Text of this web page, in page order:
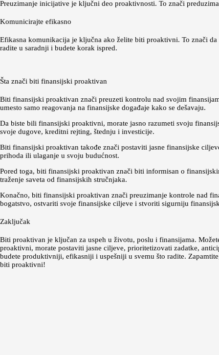
Preuzimanje inicijative je ključni deo proaktivnosti. To znači
Komunicirajte efikasno
Efikasna komunikacija je ključna ako želite biti proaktivni. To znači
radite u saradnji i budete korak ispred.
Šta znači biti finansijski proaktivan
Biti finansijski proaktivan znači preuzeti kontrolu nad svojim
umesto samo reagovanja na finansijske događaje kako se dešavaju.
Da biste bili finansijski proaktivni, morate jasno razumeti svoju
svoje dugove, kreditni rejting, štednju i investicije.
Biti finansijski proaktivan takođe znači postaviti jasne finansijske
prihoda ili ulaganje u svoju budućnost.
Pored toga, biti finansijski proaktivan znači biti informisan o
traženje saveta od finansijskih stručnjaka.
Konačno, biti finansijski proaktivan znači preuzimanje kontrole nad
bogatstvo, ostvariti svoje finansijske ciljeve i stvoriti sigurniju
Zaključak
Biti proaktivan je ključan za uspeh u životu, poslu i finansijama.
proaktivni, morate postaviti jasne ciljeve, prioritetizovati zadatke,
budete produktivniji, efikasniji i uspešniji u svemu što radite.
biti proaktivni!